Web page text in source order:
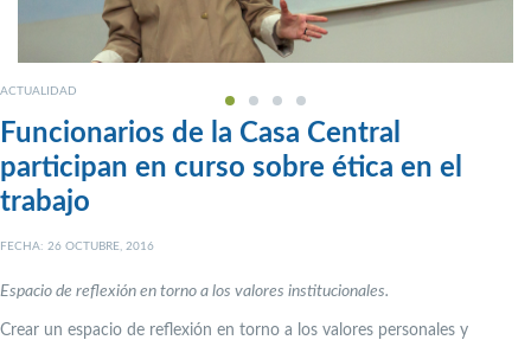
ACTUALIDAD
Funcionarios de la Casa Central
participan en curso sobre ética en el
trabajo
FECHA: 26 OCTUBRE, 2016
Espacio de reflexión en torno a los valores institucionales.
Crear un espacio de reflexión en torno a los valores personales y